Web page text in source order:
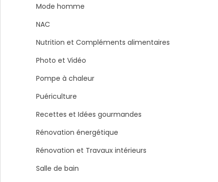
Mode homme
NAC
Nutrition et Compléments alimentaires
Photo et Vidéo
Pompe à chaleur
Puériculture
Recettes et Idées gourmandes
Rénovation énergétique
Rénovation et Travaux intérieurs
Salle de bain